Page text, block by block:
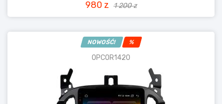
980 z 1 200 z
NOWOŚĆ! %
OPCOR1420